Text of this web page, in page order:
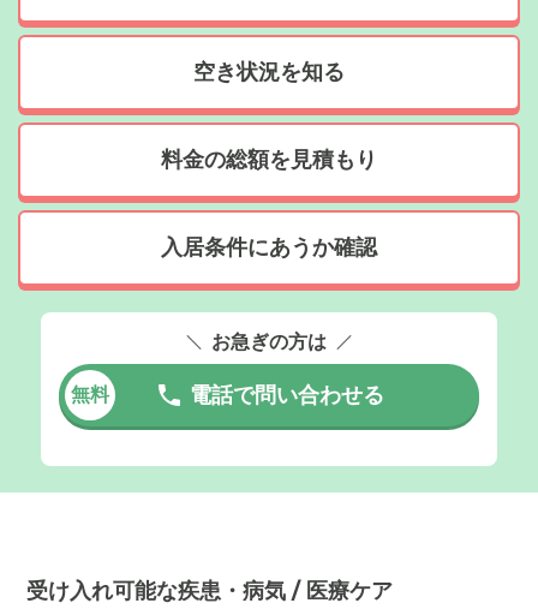
空き状況を知る
料金の総額を見積もり
入居条件にあうか確認
お急ぎの方は
無料 電話で問い合わせる
受け入れ可能な疾患・病気 / 医療ケア